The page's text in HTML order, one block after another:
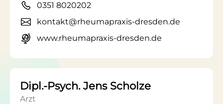
0351 8020202
kontakt@rheumapraxis-dresden.de
www.rheumapraxis-dresden.de
Dipl.-Psych. Jens Scholze
Arzt